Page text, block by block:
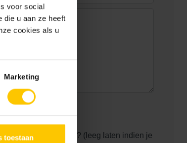
voor social
die u aan ze heeft
cookies als u
Marketing
toestaan
van ontwikkelingen? (leeg laten indien je